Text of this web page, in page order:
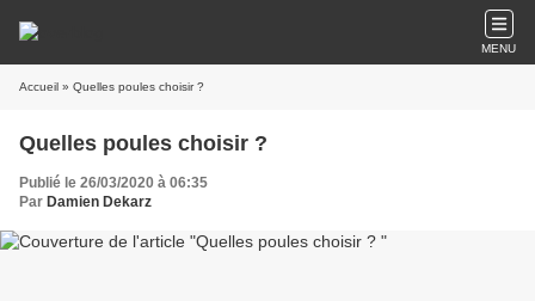
MENU
Accueil » Quelles poules choisir ?
Quelles poules choisir ?
Publié le 26/03/2020 à 06:35
Par Damien Dekarz